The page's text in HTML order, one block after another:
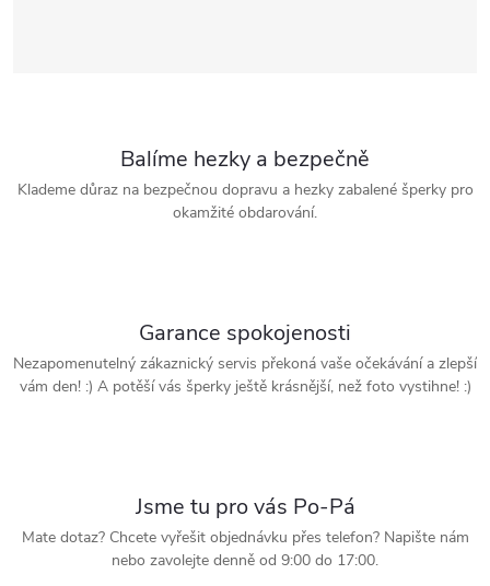
Balíme hezky a bezpečně
Klademe důraz na bezpečnou dopravu a hezky zabalené šperky pro
okamžité obdarování.
Garance spokojenosti
Nezapomenutelný zákaznický servis překoná vaše očekávání a zlepší
vám den! :) A potěší vás šperky ještě krásnější, než foto vystihne! :)
Jsme tu pro vás Po-Pá
Mate dotaz? Chcete vyřešit objednávku přes telefon? Napište nám
nebo zavolejte denně od 9:00 do 17:00.